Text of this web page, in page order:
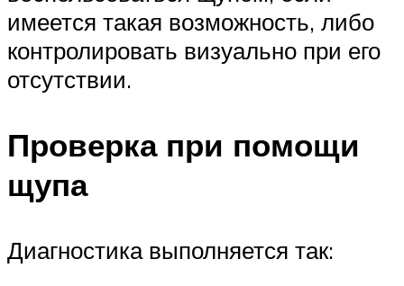
имеется такая возможность, либо
контролировать визуально при его
отсутствии.
Проверка при помощи
щупа
Диагностика выполняется так: